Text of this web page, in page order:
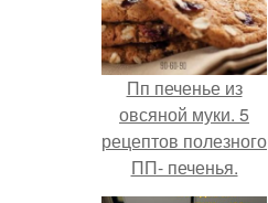
Пп печенье из
овсяной муки. 5
рецептов полезного
ПП- печенья.